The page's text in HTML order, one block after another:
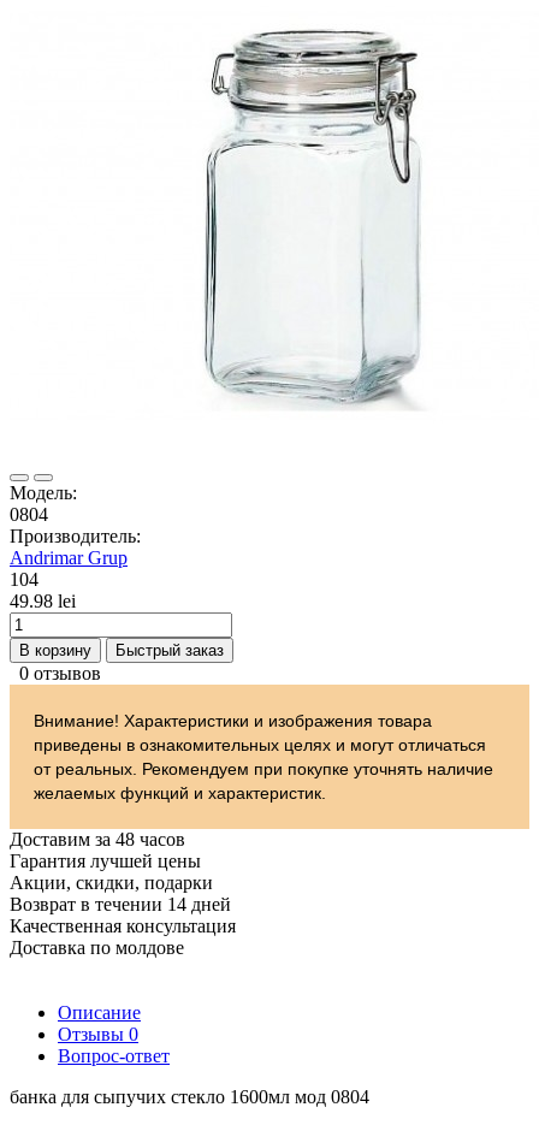
Модель:
0804
Производитель:
Andrimar Grup
104
49.98 lei
В корзину Быстрый заказ
0 отзывов
Внимание! Характеристики и изображения товара
приведены в ознакомительных целях и могут отличаться
от реальных. Рекомендуем при покупке уточнять наличие
желаемых функций и характеристик.
Доставим за 48 часов
Гарантия лучшей цены
Акции, скидки, подарки
Возврат в течении 14 дней
Качественная консультация
Доставка по молдове
Описание
Отзывы 0
Вопрос-ответ
банка для сыпучих стекло 1600мл мод 0804